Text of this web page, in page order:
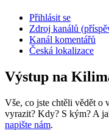
Přihlásit se
Zdroj kanálů
Kanál komentářů
Česká lokalizace
Výstup na
Vše, co jste chtěli vědět o
vyrazit? Kdy? S kým? A
napište nám.